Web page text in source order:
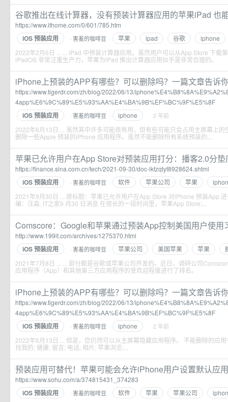
谷歌推出在线计算器，没有预装计算器应用的苹果iPad 也
https://www.ithome.com/0/601/785.htm
iOS 预装应用 · 害羞的咖啡豆 · 苹果 ipad 谷歌
iphone
2022年2月6日 ... ... iPad 中预装计算器应用。虽然用户可以从App Store 下载
iPadOS 非常注重生产力，苹果为iPad 推出计算器应用似乎是非常合理的。
iPhone上预装的APP有哪些？可以删除吗？一篇文章告诉
https://www.tigerdr.com/zh/blog/2022/06/13/
4app%E6%9C%89%E5%93%AA%E4%BA%9B%EF%BC%9F%E5%8F
iOS 预装应用 · 害羞的咖啡豆 · iphone · 2 年前
2022年6月13日 ... 虽然其中许多可能很有用，但有些可能只会占用主屏幕上
删除一些Apple 预装的iPhone 应用程序。虽然不能删除所有系统预装的;...
苹果已允许用户在App Store对预装应用打分：播客2.0分垫
https://finance.sina.com.cn/tech/2021-09-30/doc-iktzqtyt8928624.shtml
iOS 预装应用 · 害羞的咖啡豆 · 软件 苹果公司 苹果
2021年9月30日 ... 原标题：苹果已允许用户在App Store 对iPhone 预装App
编：汪淼. IT之家9 月30 日消息 在很长的一段时间里，苹果App Store;...
Comscore：Google和苹果通过预装App控制美国用户使用
http://www.199it.com/archives/1275370.html
iOS 预装应用 · 害羞的咖啡豆 · 苹果公司 美国苹果 苹果
2021年7月8日 ... ... 部分都是谷歌或苹果公司开发的。近日，调研公司
应用程序（App）和其他第三方应用程序的受欢迎程度进行了排名。
iPhone上预装的APP有哪些？可以删除吗？一篇文章告诉
https://www.tigerdr.com/zh/blog/2022/06/13/
4app%E6%9C%89%E5%93%AA%E4%BA%9B%EF%BC%9F%E5%8F
iOS 预装应用 · 害羞的咖啡豆 · iphone · 2 年前
2022年6月13日 ... 但是，您仍然可以从主屏幕隐藏应用程序。 不能删除的应
找我的; 健康; 留言; 电话; 相片; 苹果浏览;...
预装应用可替代！苹果可能会允许iPhone用户设置默认应
https://www.sohu.com/a/374815431_374283
iOS 预装应用 · 害羞的咖啡豆 · 软件 苹果 苹果公司